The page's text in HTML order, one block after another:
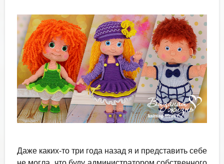
Даже каких-то три года назад я и представить себе